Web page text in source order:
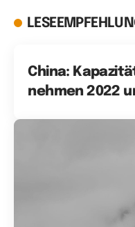
China:
nehmen 2022